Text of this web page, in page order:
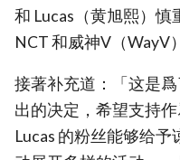
和 Lucas（黄旭熙）慎
NCT 和威神V（WayV
接著补充道：「这是
出的决定，希望支持
Lucas 的粉丝能够给予